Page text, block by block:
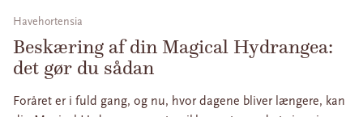
Havehortensia
Beskæring af din Magical Hydrangea:
det gør du sådan
Foråret er i fuld gang, og nu, hvor dagene bliver længere, kan